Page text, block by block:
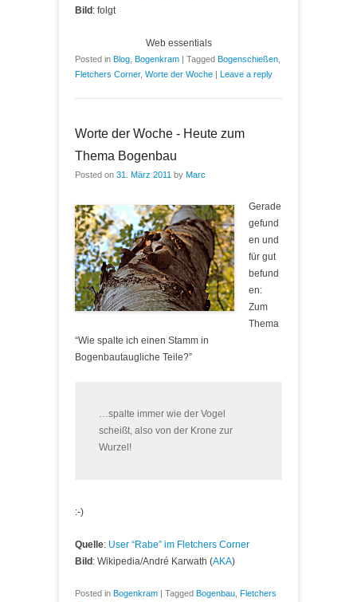
Bild : folgt
Web essentials
Posted in Blog Bogenkram | Tagged Bogenschießen
Fletchers Corner, Worte der Woche | Leave a reply
Worte der Woche - Heute zum
Thema Bogenbau
Posted on 31. März 2011 by Marc
Gerade
gefund
en und
für gut
befund
en:
Zum
Thema
“Wie spalte ich einen Stamm in
Bogenbautaugliche Teile?”
…spalte immer wie der Vogel
scheißt, also von der Krone zur
Wurzel!
:-)
Quelle: User “Rabe” im Fletchers Corner
Bild : Wikipedia/André Karwath (AKA)
Posted in Bogenkram | Tagged Bogenbau Fletchers